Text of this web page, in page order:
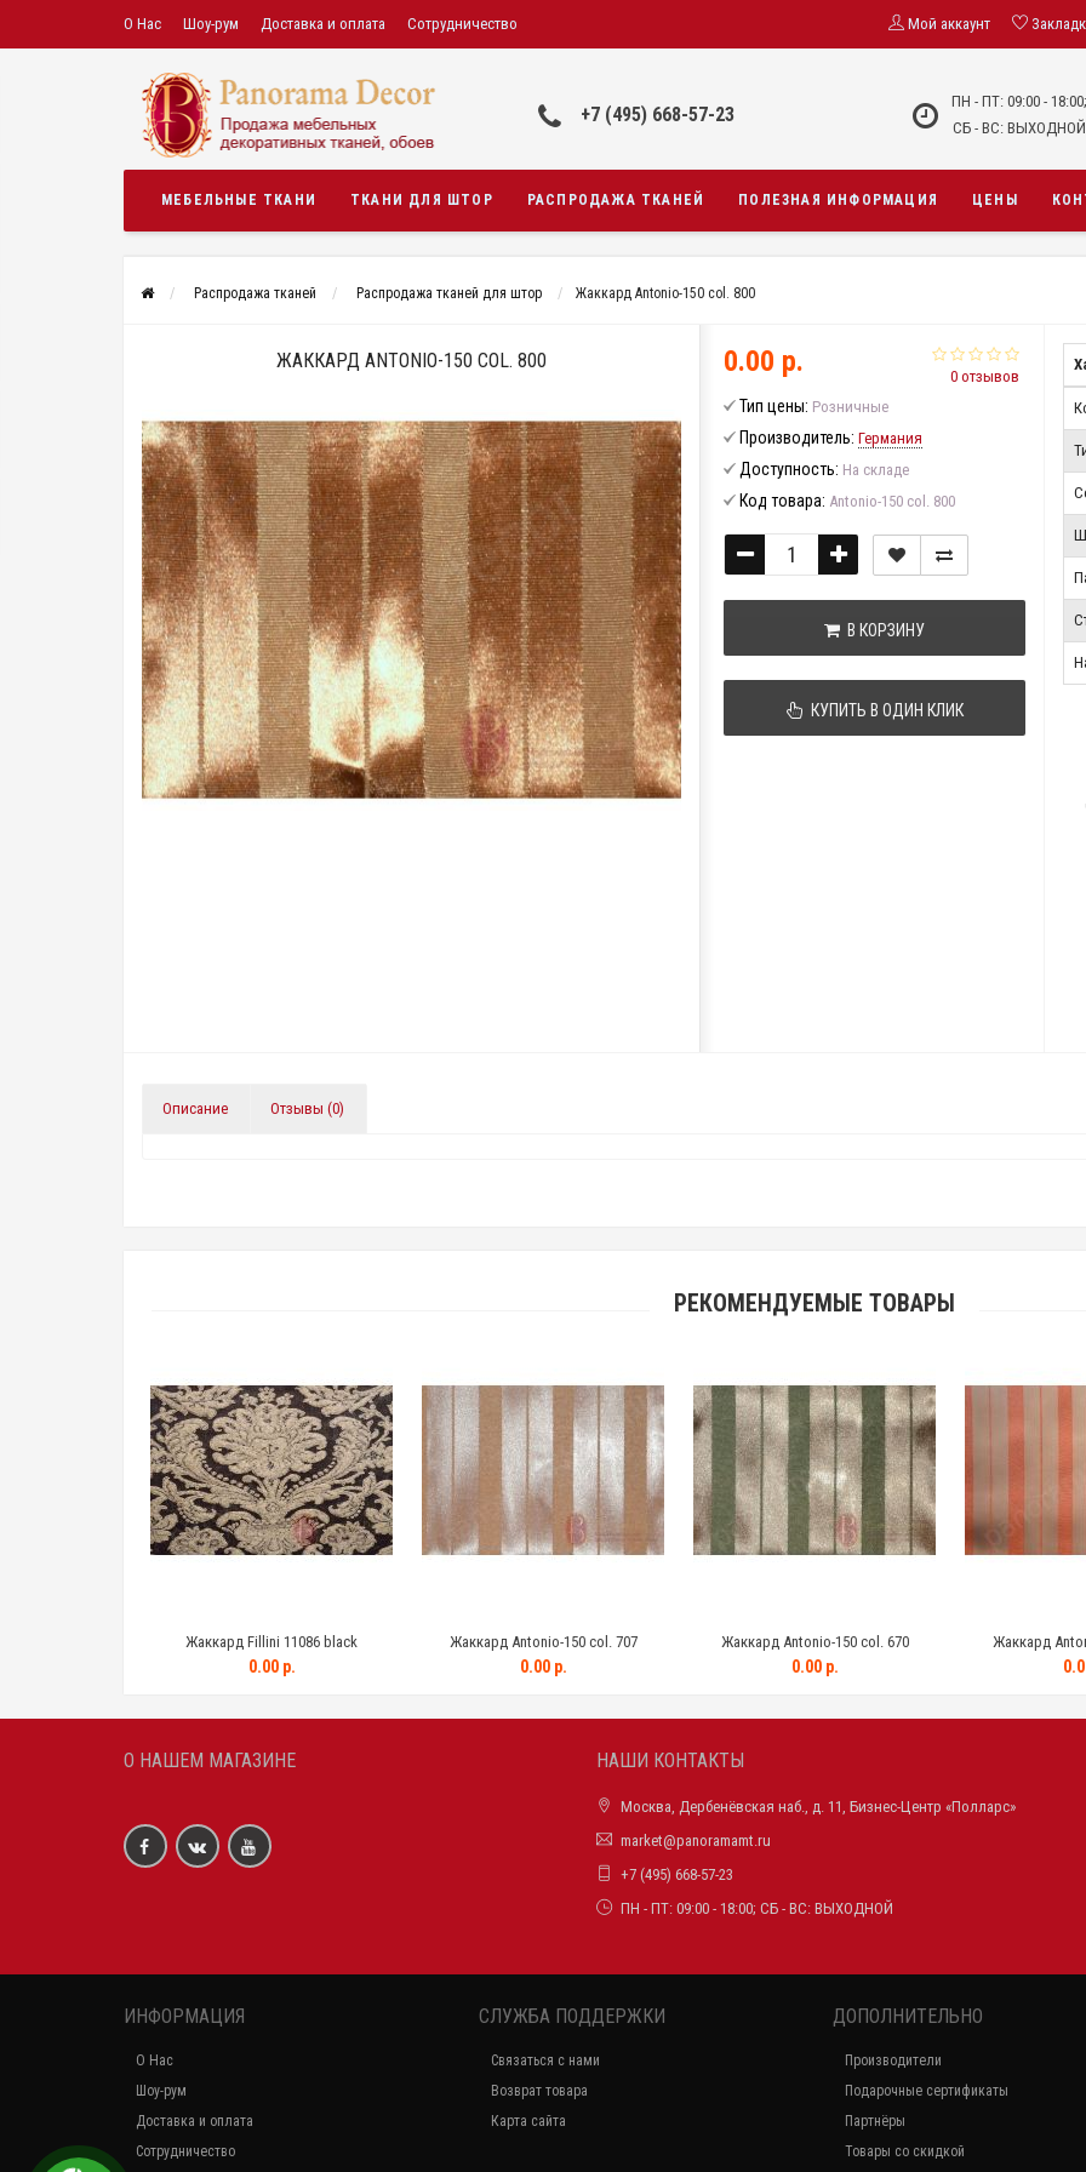
О Нас Шоу-рум Доставка и оплата Сотрудничество Мой аккаунт
+7 (495) 668-57-23
ПН - ПТ: 09:00 - 18:00;
СБ - ВС: ВЫХОДНОЙ
МЕБЕЛЬНЫЕ ТКАНИ ТКАНИ ДЛЯ ШТОР РАСПРОДАЖА ТКАНЕЙ ПОЛЕЗНАЯ ИНФОРМАЦИЯ ЦЕНЫ
Распродажа тканей Распродажа тканей для штор Жаккард Antonio-150 col. 800
ЖАККАРД ANTONIO-150 COL. 800
0 отзывов
0.00 р.
Тип цены: Розничные
Производитель: Германия
Доступность: На складе
Код товара: Antonio-150 col. 800
В КОРЗИНУ
КУПИТЬ В ОДИН КЛИК
Описание Отзывы (0)
РЕКОМЕНДУЕМЫЕ ТОВАРЫ
Жаккард Fillini 11086 black
0.00 р.
Жаккард Antonio-150 col. 707
0.00 р.
Жаккард Antonio-150 col. 670
0.00 р.
Жаккард
О НАШЕМ МАГАЗИНЕ НАШИ КОНТАКТЫ
Москва, Дербенёвская наб., д. 11, Бизнес-Центр «Полларс»
market@panoramamt.ru
+7 (495) 668-57-23
ПН - ПТ: 09:00 - 18:00; СБ - ВС: ВЫХОДНОЙ
ИНФОРМАЦИЯ
О Нас
Шоу-рум
Доставка и оплата
Сотрудничество
СЛУЖБА ПОДДЕРЖКИ
Связаться с нами
Возврат товара
Карта сайта
ДОПОЛНИТЕЛЬНО
Производители
Подарочные сертификаты
Партнёры
Товары со скидкой